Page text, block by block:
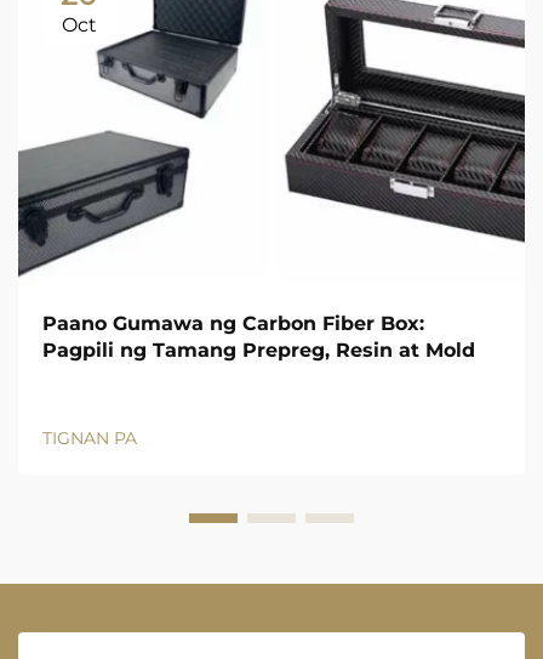
Oct
Paano Gumawa ng Carbon Fiber Box:
Pagpili ng Tamang Prepreg, Resin at Mold
TIGNAN PA